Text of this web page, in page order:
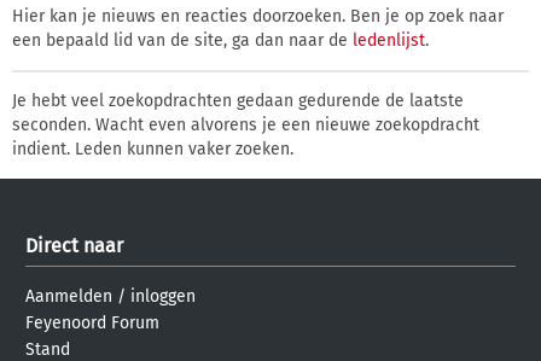
Hier kan je nieuws en reacties doorzoeken. Ben je op zoek naar
een bepaald lid van de site, ga dan naar de ledenlijst.
Je hebt veel zoekopdrachten gedaan gedurende de laatste
seconden. Wacht even alvorens je een nieuwe zoekopdracht
indient. Leden kunnen vaker zoeken.
Direct naar
Aanmelden / inloggen
Feyenoord Forum
Stand